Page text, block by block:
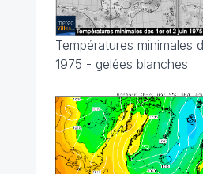
Températures minimales
1975 - gelées blanches